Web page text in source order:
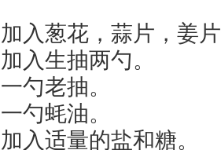
入葱花，蒜片，姜
入生抽两勺。
勺老抽。
勺蚝油。
入适量的盐和糖。